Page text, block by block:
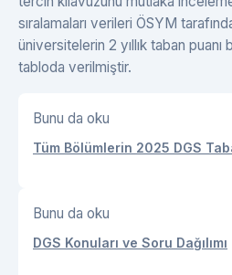
sıralamaları verileri ÖSYM
üniversitelerin 2 yıllık taban puanı
tabloda verilmiştir.
Bunu da oku
Tüm Bölümlerin 2025 DGS
Bunu da oku
DGS Konuları ve Soru Dağılımı